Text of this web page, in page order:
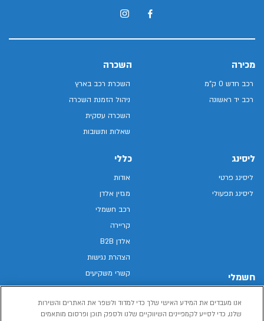
מכירה
רכב חדש 0 ק"מ
רכב יד ראשונה
השכרה
השכרת רכב בארץ
ניהול הזמנת השכרה
השכרה עסקית
שאלות ותשובות
ליסינג
ליסינג פרטי
ליסינג תפעולי
חשמלי
רכב חשמלי
כללי
אודות
מגזין אלדן
רכב חשמלי
קריירה
אלדן B2B
הצהרת נגישות
קשרי משקיעים
מפת האתר
מדיניות פרטיות
אנו מעבדים את המידע האישי שלך כדי למדוד ולשפר את האתרים והשירות
שלנו, כדי לסייע לקמפיינים השיווקיים שלנו ולספק תוכן ופרסום מותאמים